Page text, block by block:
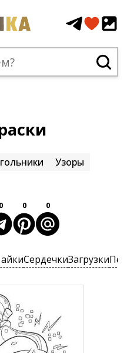
Узоры
0 0 0
СердечкиЗагрузки